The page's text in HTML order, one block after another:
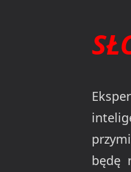
będę